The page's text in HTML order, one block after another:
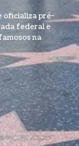
oficializa pré-
federal e
na